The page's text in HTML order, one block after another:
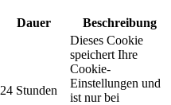
Dauer Beschreibung
24 Stunden
Dieses Cookie
speichert Ihre
Cookie-
Einstellungen und
ist nur bei